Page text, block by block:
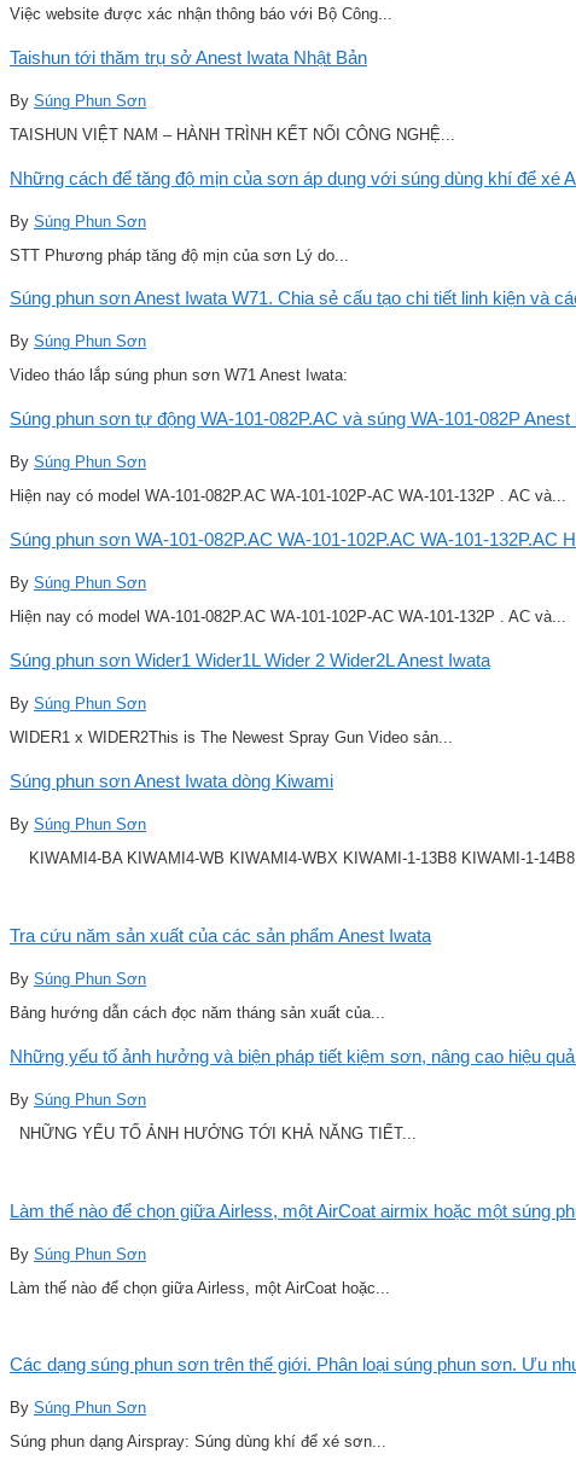
Việc website được xác nhận thông báo với Bộ Công...
Taishun tới thăm trụ sở Anest Iwata Nhật Bản
By Súng Phun Sơn
TAISHUN VIỆT NAM – HÀNH TRÌNH KẾT NỐI CÔNG NGHỆ...
Những cách để tăng độ mịn của sơn áp dụng với súng dùng khí để xé
By Súng Phun Sơn
STT Phương pháp tăng độ mịn của sơn Lý do...
Súng phun sơn Anest Iwata W71. Chia sẻ cấu tạo chi tiết linh kiện và
By Súng Phun Sơn
Video tháo lắp súng phun sơn W71 Anest Iwata:
Súng phun sơn tự động WA-101-082P.AC và súng WA-101-082P
By Súng Phun Sơn
Hiện nay có model WA-101-082P.AC WA-101-102P-AC WA-101-132P . AC và...
Súng phun sơn WA-101-082P.AC WA-101-102P.AC WA-101-132P.AC
By Súng Phun Sơn
Hiện nay có model WA-101-082P.AC WA-101-102P-AC WA-101-132P . AC và...
Súng phun sơn Wider1 Wider1L Wider 2 Wider2L Anest Iwata
By Súng Phun Sơn
WIDER1 x WIDER2This is The Newest Spray Gun Video sản...
Súng phun sơn Anest Iwata dòng Kiwami
By Súng Phun Sơn
KIWAMI4-BA KIWAMI4-WB KIWAMI4-WBX KIWAMI-1-13B8 KIWAMI-1-
Tra cứu năm sản xuất của các sản phẩm Anest Iwata
By Súng Phun Sơn
Bảng hướng dẫn cách đọc năm tháng sản xuất của...
Những yếu tố ảnh hưởng và biện pháp tiết kiệm sơn, nâng cao hiệu
By Súng Phun Sơn
NHỮNG YẾU TỐ ẢNH HƯỞNG TỚI KHẢ NĂNG TIẾT...
Làm thế nào để chọn giữa Airless, một AirCoat airmix hoặc một súng
By Súng Phun Sơn
Làm thế nào để chọn giữa Airless, một AirCoat hoặc...
Các dạng súng phun sơn trên thế giới. Phân loại súng phun sơn. Ưu
By Súng Phun Sơn
Súng phun dạng Airspray: Súng dùng khí để xé sơn...